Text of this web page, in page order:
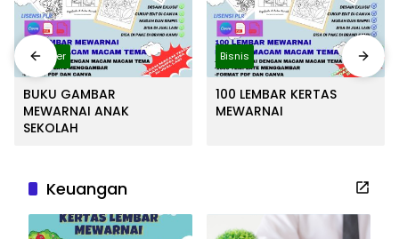
Blogger
BUKU GAMBAR
MEWARNAI ANAK
SEKOLAH
Bisnis
100 LEMBAR KERTAS
MEWARNAI
Keuangan